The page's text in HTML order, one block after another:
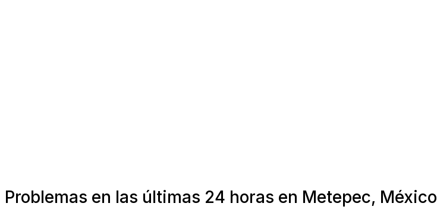
Problemas en las últimas 24 horas en Metepec, México